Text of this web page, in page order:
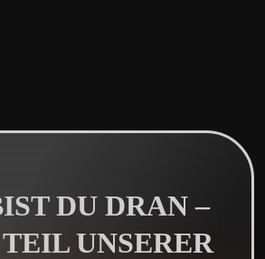
DU DRAN –
UNSERER